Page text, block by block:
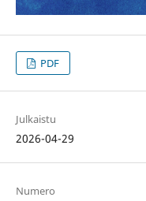
PDF
Julkaistu
2026-04-29
Numero